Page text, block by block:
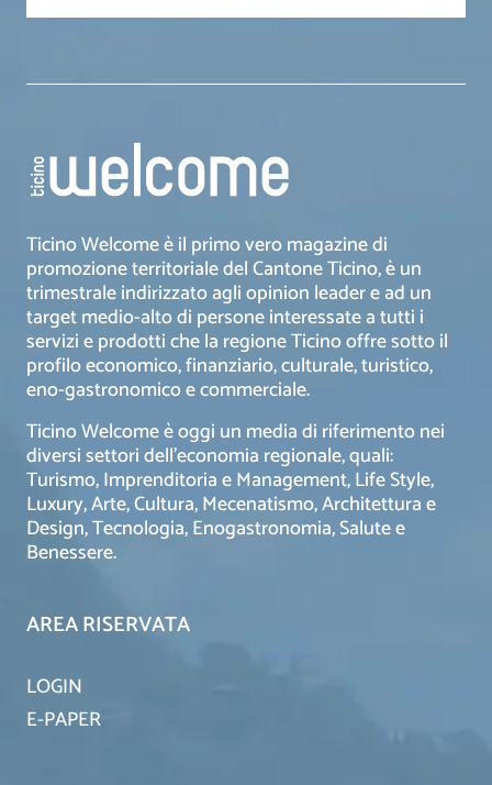
Ticino Welcome è il primo vero magazine di
promozione territoriale del Cantone Ticino, è un
trimestrale indirizzato agli opinion leader e ad un
target medio-alto di persone interessate a tutti i
servizi e prodotti che la regione Ticino offre sotto il
profilo economico, finanziario, culturale, turistico,
eno-gastronomico e commerciale.
Ticino Welcome è oggi un media di riferimento nei
diversi settori dell’economia regionale, quali:
Turismo, Imprenditoria e Management, Life Style,
Luxury, Arte, Cultura, Mecenatismo, Architettura e
Design, Tecnologia, Enogastronomia, Salute e
Benessere.
AREA RISERVATA
LOGIN
E-PAPER